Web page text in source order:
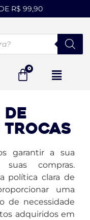
R$ 99,90
Trocas
garantir a sua
compras.
política clara de
uma
de necessidade
adquiridos em